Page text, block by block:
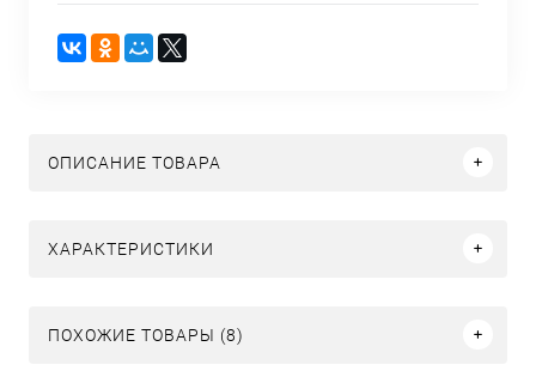
ОПИСАНИЕ ТОВАРА
ХАРАКТЕРИСТИКИ
ПОХОЖИЕ ТОВАРЫ (8)